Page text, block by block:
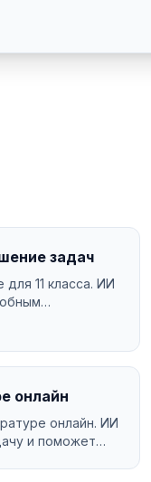
задач
11 класса. ИИ
онлайн
онлайн. ИИ
и поможет